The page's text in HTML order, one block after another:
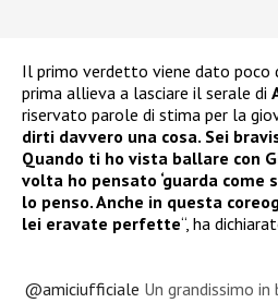
Il primo verdetto viene dato poco
prima allieva a lasciare il serale di
riservato parole di stima per la
dirti davvero una cosa. Sei
Quando ti ho vista ballare con
volta ho pensato ‘guarda come
lo penso. Anche in questa
lei eravate perfette“, ha
@amiciufficiale Un grandissimo